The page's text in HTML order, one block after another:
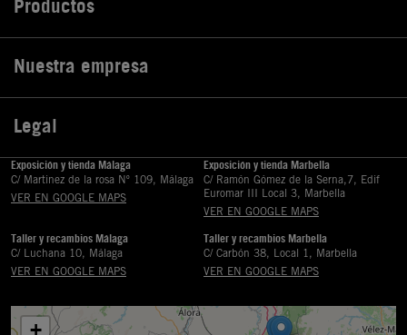
Nuestra empresa
Legal
Exposición y tienda Málaga
C/ Martinez de la rosa Nº 109, Málaga
VER EN GOOGLE MAPS
Exposición y tienda Marbella
C/ Ramón Gómez de la Serna,7, Edif
Euromar III Local 3, Marbella
VER EN GOOGLE MAPS
Taller y recambios Málaga
C/ Luchana 10, Málaga
VER EN GOOGLE MAPS
Taller y recambios Marbella
C/ Carbón 38, Local 1, Marbella
VER EN GOOGLE MAPS
+